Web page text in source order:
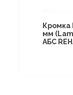
Кромка
мм
АБС